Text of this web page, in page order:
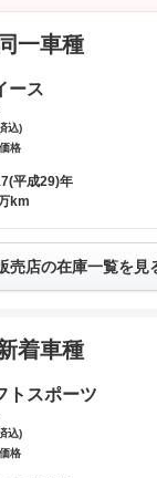
一車種
ース
込)
格
平成29)年
km
売店の在庫一覧を見
着車種
トスポーツ
込)
格